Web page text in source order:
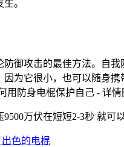
。
御攻击的最佳方法。自
为它很小，也可以随身携
万伏在短短2-3秒 就
出色的电棍